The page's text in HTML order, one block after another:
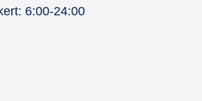
6:00-24:00